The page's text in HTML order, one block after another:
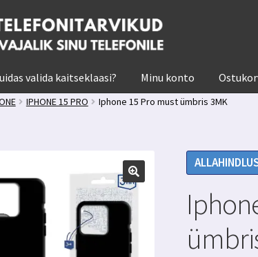
valida kaitseklaasi? Minu konto
IPHONE 15 PRO Iphone 15 Pro must ümbris 3MK